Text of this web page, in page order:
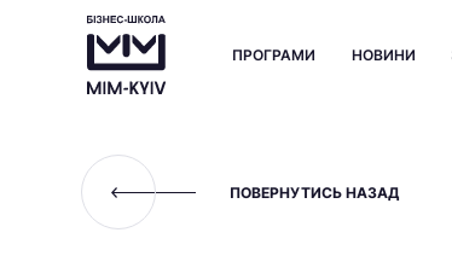
ПРОГРАМИ НОВИНИ
ПОВЕРНУТИСЬ НАЗАД